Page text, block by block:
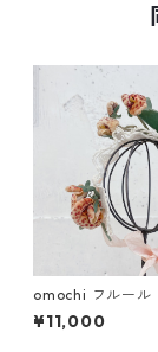
omochi フルール
ク 蘭 (ドール用ヘ
¥11,000